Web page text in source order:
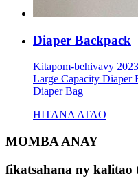
Diaper Backpack
Kitapom-behivavy
Large Capacity Diaper
Diaper Bag
HITANA ATAO
MOMBA ANAY
fikatsahana ny kalitao